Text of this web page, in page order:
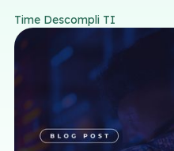
Time Descompli TI